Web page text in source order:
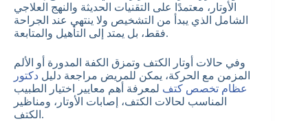
الأوتار، معتمدًا على التقنيات الحديثة والنهج العلاجي
الشامل الذي يبدأ من التشخيص ولا ينتهي عند الجراحة
فقط، بل يمتد إلى التأهيل والمتابعة.
وفي حالات أوتار الكتف وتمزق الكفة المدورة أو الألم
المزمن مع الحركة، يمكن للمريض مراجعة دليل دكتور
عظام تخصص كتف لمعرفة أهم معايير اختيار الطبيب
المناسب لحالات الكتف، إصابات الأوتار، ومناظير
الكتف.